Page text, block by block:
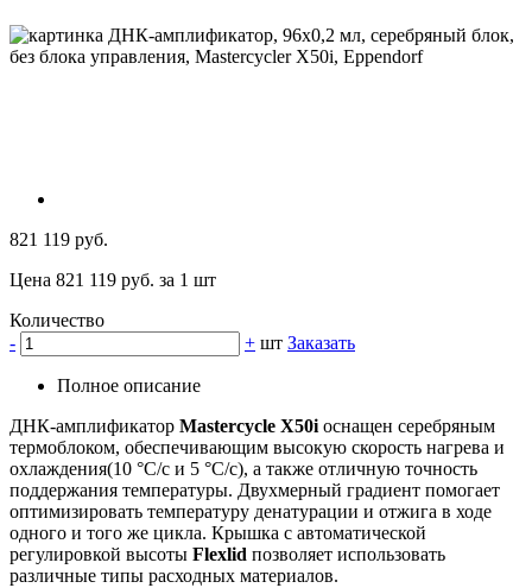
821 119 руб.
Цена 821 119 руб. за 1 шт
Количество
-
+ шт Заказать
Полное описание
ДНК-амплификатор Mastercycle X50i оснащен серебряным
термоблоком, обеспечивающим высокую скорость нагрева и
охлаждения(10 °C/с и 5 °C/с), а также отличную точность
поддержания температуры. Двухмерный градиент помогает
оптимизировать температуру денатурации и отжига в ходе
одного и того же цикла. Крышка с автоматической
регулировкой высоты Flexlid позволяет использовать
различные типы расходных материалов.